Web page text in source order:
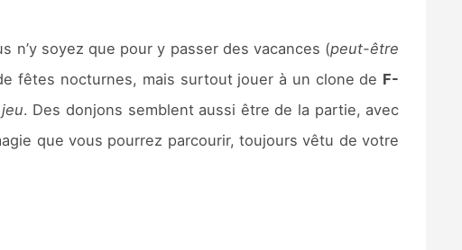
n’y soyez que pour y passer des vacances (peut-être
fêtes nocturnes, mais surtout jouer à un clone de F-
. Des donjons semblent aussi être de la partie, avec
que vous pourrez parcourir, toujours vêtu de votre